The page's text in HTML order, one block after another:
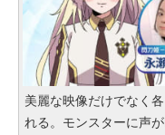
美麗な映像だけでなく
れる。モンスターに声